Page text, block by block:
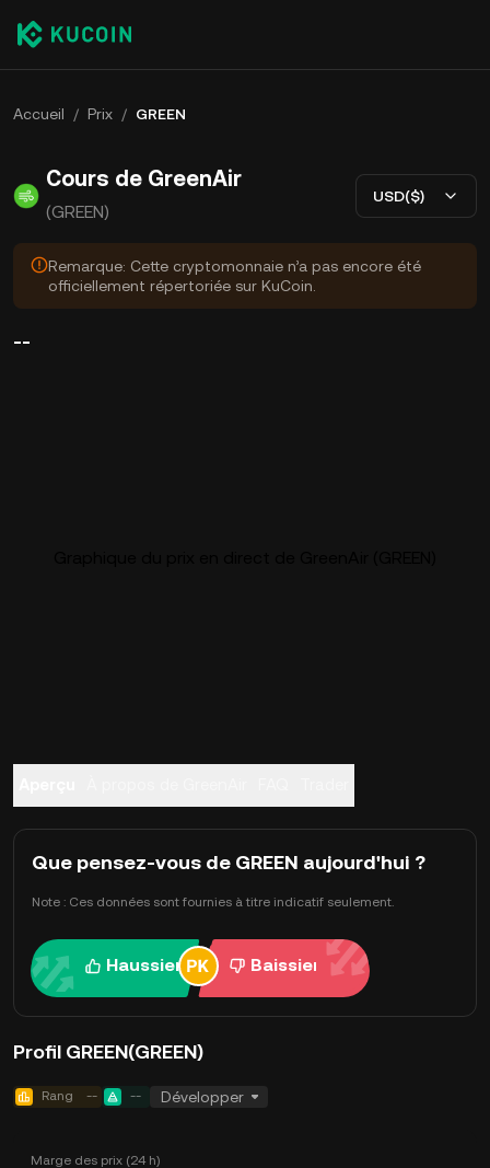
Accueil / Prix / GREEN
Cours de GreenAir
(GREEN)
USD($)
Remarque: Cette cryptomonnaie n’a pas encore été
officiellement répertoriée sur KuCoin.
--
Que pensez-vous de GREEN aujourd'hui ?
Note : Ces données sont fournies à titre indicatif seulement.
Haussier Baissier
Profil GREEN(GREEN)
Rang -- -- Développer
Marge des prix (24 h)